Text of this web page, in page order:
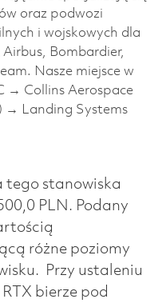
oraz podwozi
i wojskowych dla
Bombardier,
Nasze miejsce w
→ Collins Aerospace
→ Landing Systems
tego stanowiska
PLN. Podany
różne poziomy
Przy ustaleniu
bierze pod